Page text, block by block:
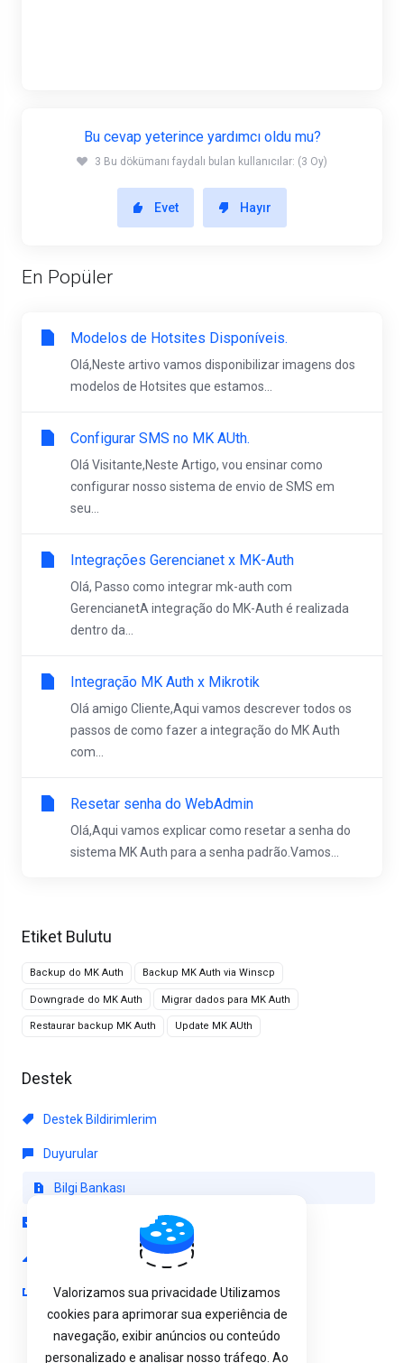
Etiket Bulutu
Backup do MK Auth Backup MK Auth via Winscp
Downgrade do MK Auth Migrar dados para MK Auth
Restaurar backup MK Auth Update MK AUth
Destek
Destek Bildirimlerim
Duyurular
Bilgi Bankası
Sunucu/Ağ Durumu
Yeni Destek Bildirimi
Bu cevap yeterince yardımcı oldu mu?
3 Bu dökümanı faydalı bulan kullanıcılar: (3 Oy)
Evet Hayır
En Popüler
Modelos de Hotsites Disponíveis.
Olá,Neste artivo vamos disponibilizar imagens dos
modelos de Hotsites que estamos...
Configurar SMS no MK AUth.
Olá Visitante,Neste Artigo, vou ensinar como
configurar nosso sistema de envio de SMS em
seu...
Integrações Gerencianet x MK-Auth
Olá, Passo como integrar mk-auth com
GerencianetA integração do MK-Auth é realizada
dentro da...
Integração MK Auth x Mikrotik
Olá amigo Cliente,Aqui vamos descrever todos os
passos de como fazer a integração do MK Auth
com...
Resetar senha do WebAdmin
Olá,Aqui vamos explicar como resetar a senha do
sistema MK Auth para a senha padrão.Vamos...
Valorizamos sua privacidade Utilizamos
cookies para aprimorar sua experiência de
navegação, exibir anúncios ou conteúdo
personalizado e analisar nosso tráfego. Ao